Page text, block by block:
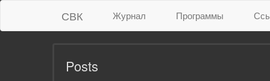
СВК Журнал Программы
Posts